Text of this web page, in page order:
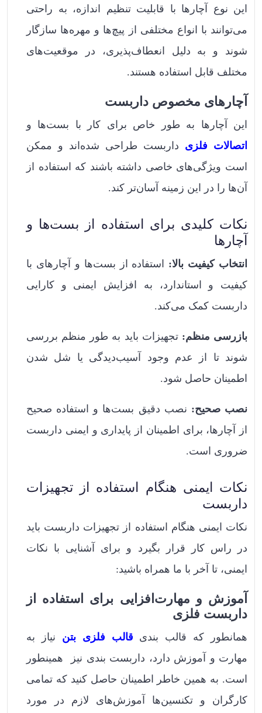
این نوع آچارها با قابلیت تنظیم اندازه، به راحتی
می‌توانند با انواع مختلفی از پیچ‌ها و مهره‌ها سازگار
شوند و به دلیل انعطاف‌پذیری، در موقعیت‌های
مختلف قابل استفاده هستند.
آچارهای مخصوص داربست
این آچارها به طور خاص برای کار با بست‌ها و
اتصالات فلزی داربست طراحی شده‌اند و ممکن
است ویژگی‌های خاصی داشته باشند که استفاده از
آن‌ها را در این زمینه آسان‌تر کند.
نکات کلیدی برای استفاده از بست‌ها و
آچارها
انتخاب کیفیت بالا: استفاده از بست‌ها و آچارهای با
کیفیت و استاندارد، به افزایش ایمنی و کارایی
داربست کمک می‌کند.
بازرسی منظم: تجهیزات باید به طور منظم بررسی
شوند تا از عدم وجود آسیب‌دیدگی یا شل شدن
اطمینان حاصل شود.
نصب صحیح: نصب دقیق بست‌ها و استفاده صحیح
از آچارها، برای اطمینان از پایداری و ایمنی داربست
ضروری است.
نکات ایمنی هنگام استفاده از تجهیزات
داربست
نکات ایمنی هنگام استفاده از تجهیزات داربست باید
در راس کار قرار بگیرد و برای آشنایی با نکات
ایمنی، تا آخر با ما همراه باشید:
آموزش و مهارت‌افزایی برای استفاده از
داربست فلزی
همانطور که قالب بندی قالب‌ فلزی بتن نیاز به
مهارت و آموزش دارد، داربست بندی نیز همینطور
است. به همین خاطر اطمینان حاصل کنید که تمامی
کارگران و تکنسین‌ها آموزش‌های لازم در مورد